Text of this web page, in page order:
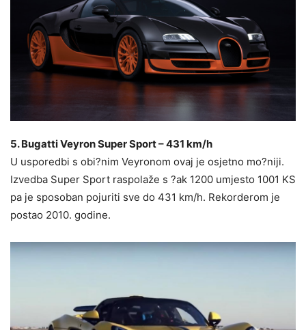
5. Bugatti Veyron Super Sport – 431 km/h
U usporedbi s obi?nim Veyronom ovaj je osjetno mo?niji.
Izvedba Super Sport raspolaže s ?ak 1200 umjesto 1001 KS
pa je sposoban pojuriti sve do 431 km/h. Rekorderom je
postao 2010. godine.